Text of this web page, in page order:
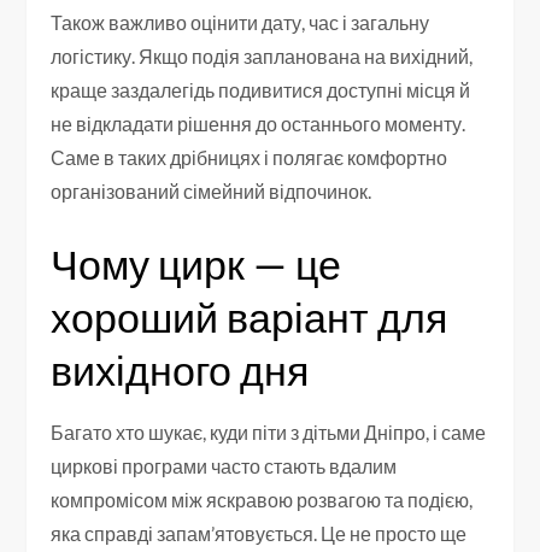
Також важливо оцінити дату, час і загальну
логістику. Якщо подія запланована на вихідний,
краще заздалегідь подивитися доступні місця й
не відкладати рішення до останнього моменту.
Саме в таких дрібницях і полягає комфортно
організований сімейний відпочинок.
Чому цирк — це
хороший варіант для
вихідного дня
Багато хто шукає, куди піти з дітьми Дніпро, і саме
циркові програми часто стають вдалим
компромісом між яскравою розвагою та подією,
яка справді запам’ятовується. Це не просто ще